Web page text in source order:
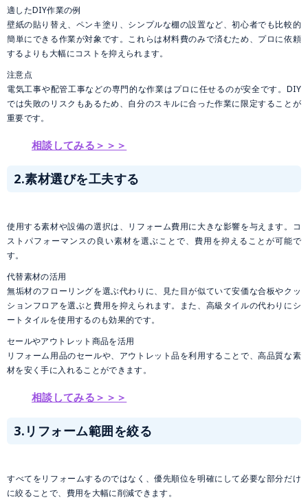
適したDIY作業の例
壁紙の貼り替え、ペンキ塗り、シンプルな棚の設置など、初心者でも比較的
簡単にできる作業が対象です。これらは材料費のみで済むため、プロに依頼
するよりも大幅にコストを抑えられます。
注意点
電気工事や配管工事などの専門的な作業はプロに任せるのが安全です。DIY
では失敗のリスクもあるため、自分のスキルに合った作業に限定することが
重要です。
相談してみる＞＞＞
2.素材選びを工夫する
使用する素材や設備の選択は、リフォーム費用に大きな影響を与えます。コ
ストパフォーマンスの良い素材を選ぶことで、費用を抑えることが可能で
す。
代替素材の活用
無垢材のフローリングを選ぶ代わりに、見た目が似ていて安価な合板やクッ
ションフロアを選ぶと費用を抑えられます。また、高級タイルの代わりにシ
ートタイルを使用するのも効果的です。
セールやアウトレット商品を活用
リフォーム用品のセールや、アウトレット品を利用することで、高品質な素
材を安く手に入れることができます。
相談してみる＞＞＞
3.リフォーム範囲を絞る
すべてをリフォームするのではなく、優先順位を明確にして必要な部分だけ
に絞ることで、費用を大幅に削減できます。